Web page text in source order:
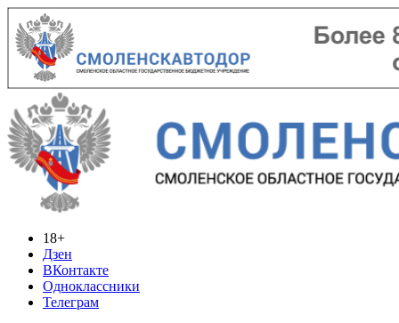
18+
Дзен
ВКонтакте
Одноклассники
Телеграм